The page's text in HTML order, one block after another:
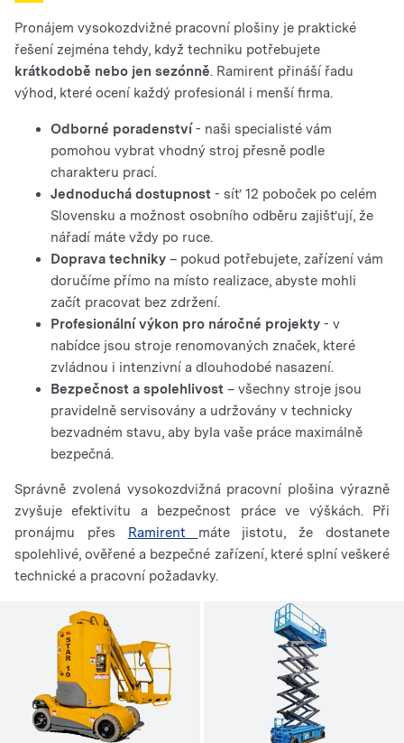
Pronájem vysokozdvižné pracovní plošiny je praktické
řešení zejména tehdy, když techniku ​​potřebujete
krátkodobě nebo jen sezónně. Ramirent přináší řadu
výhod, které ocení každý profesionál i menší firma.
Odborné poradenství- naši specialisté vám
pomohou vybrat vhodný stroj přesně podle
charakteru prací.
Jednoduchá dostupnost - síť 12 poboček po celém
Slovensku a možnost osobního odběru zajišťují, že
nářadí máte vždy po ruce.
Doprava techniky – pokud potřebujete, zařízení vám
doručíme přímo na místo realizace, abyste mohli
začít pracovat bez zdržení.
Profesionální výkon pro náročné projekty - v
nabídce jsou stroje renomovaných značek, které
zvládnou i intenzivní a dlouhodobé nasazení.
Bezpečnost a spolehlivost – všechny stroje jsou
pravidelně servisovány a udržovány v technicky
bezvadném stavu, aby byla vaše práce maximálně
bezpečná.
Správně zvolená vysokozdvižná pracovní plošina výrazně
zvyšuje efektivitu a bezpečnost práce ve výškách. Při
pronájmu přes Ramirent máte jistotu, že dostanete
spolehlivé, ověřené a bezpečné zařízení, které splní veškeré
technické a pracovní požadavky.